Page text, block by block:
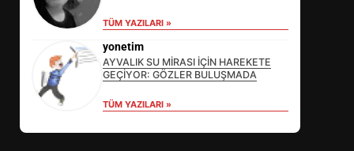
TÜM YAZILARI »
yonetim
AYVALIK SU MİRASI İÇİN HAREKETE
GEÇİYOR: GÖZLER BULUŞMADA
TÜM YAZILARI »